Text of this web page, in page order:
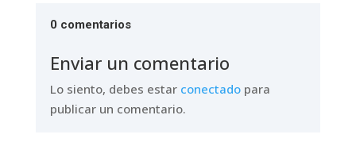
0 comentarios
Enviar un comentario
Lo siento, debes estar conectadopara
publicar un comentario.